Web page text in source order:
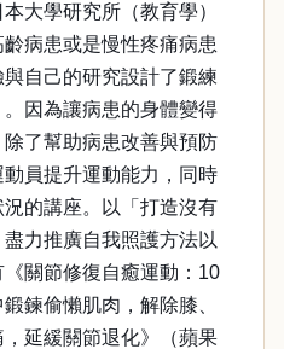
大學研究所（教育學）
病患或是慢性疼痛病患
自己的研究設計了鍛練
因為讓病患的身體變得
了幫助病患改善與預防
員提升運動能力，同時
的講座。以「打造沒有
力推廣自我照護方法以
關節修復自癒運動：10
鍊偷懶肌肉，解除膝、
延緩關節退化》（蘋果